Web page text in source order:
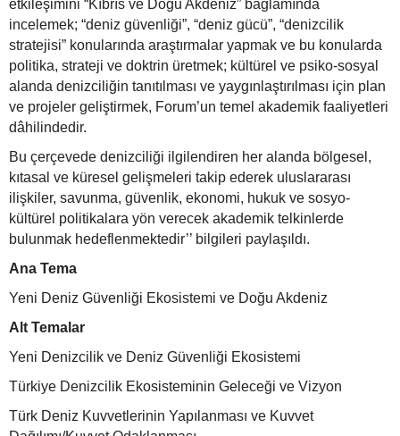
etkileşimini “Kıbrıs ve Doğu Akdeniz” bağlamında
incelemek; “deniz güvenliği”, “deniz gücü”, “denizcilik
stratejisi” konularında araştırmalar yapmak ve bu konularda
politika, strateji ve doktrin üretmek; kültürel ve psiko-sosyal
alanda denizciliğin tanıtılması ve yaygınlaştırılması için plan
ve projeler geliştirmek, Forum’un temel akademik faaliyetleri
dâhilindedir.
Bu çerçevede denizciliği ilgilendiren her alanda bölgesel,
kıtasal ve küresel gelişmeleri takip ederek uluslararası
ilişkiler, savunma, güvenlik, ekonomi, hukuk ve sosyo-
kültürel politikalara yön verecek akademik telkinlerde
bulunmak hedeflenmektedir’’ bilgileri paylaşıldı.
Ana Tema
Yeni Deniz Güvenliği Ekosistemi ve Doğu Akdeniz
Alt Temalar
Yeni Denizcilik ve Deniz Güvenliği Ekosistemi
Türkiye Denizcilik Ekosisteminin Geleceği ve Vizyon
Türk Deniz Kuvvetlerinin Yapılanması ve Kuvvet